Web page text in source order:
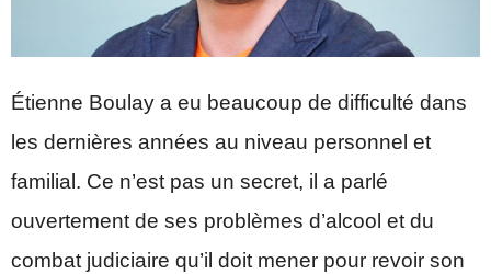
Étienne Boulay a eu beaucoup de difficulté dans
les dernières années au niveau personnel et
familial. Ce n’est pas un secret, il a parlé
ouvertement de ses problèmes d’alcool et du
combat judiciaire qu’il doit mener pour revoir son